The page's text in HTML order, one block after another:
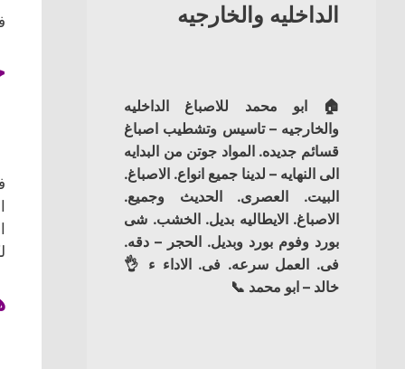
الداخليه والخارجيه
🏠 ابو محمد للاصباغ الداخليه
والخارجيه – تاسيس وتشطيب اصباغ
قسائم جديده. المواد جوتن من البدايه
الى النهايه – لدينا جميع انواع. الاصباغ.
البيت. العصرى. الحديث وجميع.
الاصباغ. الايطاليه بديل. الخشب. شى
بورد وفوم بورد وبديل. الحجر – دقه.
فى. العمل سرعه. فى. الاداء ء 👌
خالد – ابو محمد 📞